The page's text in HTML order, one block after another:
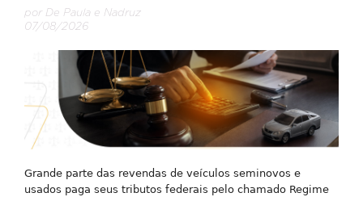
por De Paula e Nadruz
07/08/2026
Grande parte das revendas de veículos seminovos e
usados paga seus tributos federais pelo chamado Regime